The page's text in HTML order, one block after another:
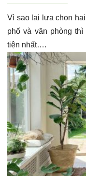
Vì sao lại lựa chọn
phố và văn phòng
tiện nhất….